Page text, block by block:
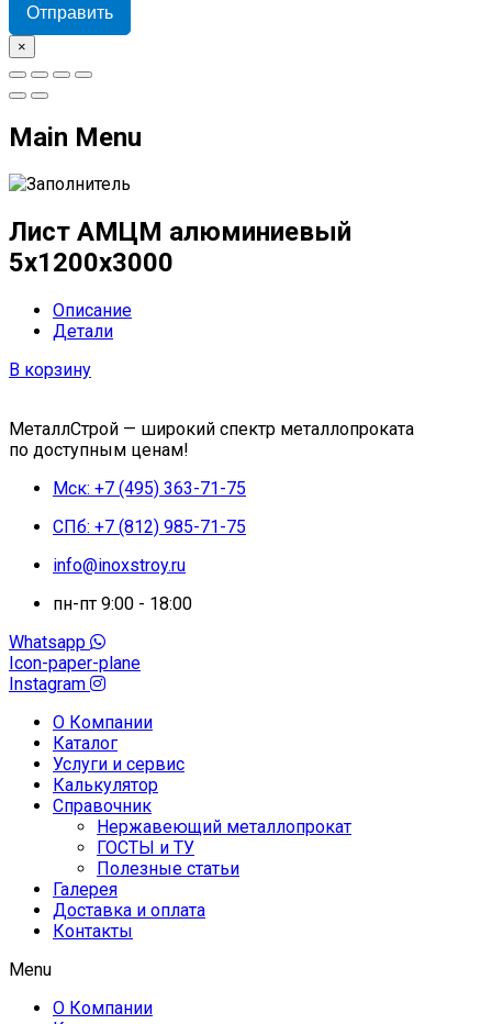
Отправить
×
Main Menu
Лист АМЦМ алюминиевый
5х1200х3000
Описание
Детали
В корзину
МеталлСтрой — широкий спектр металлопроката
по доступным ценам!
Мск: +7 (495) 363-71-75
СПб: +7 (812) 985-71-75
info@inoxstroy.ru
пн-пт 9:00 - 18:00
Whatsapp
Icon-paper-plane
Instagram
О Компании
Каталог
Услуги и сервис
Калькулятор
Справочник
Нержавеющий металлопрокат
ГОСТЫ и ТУ
Полезные статьи
Галерея
Доставка и оплата
Контакты
Menu
О Компании